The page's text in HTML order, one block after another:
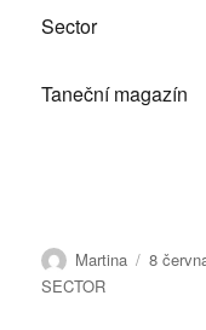
Sector
Taneční magazín
Autor:
Martina 8
SECTOR